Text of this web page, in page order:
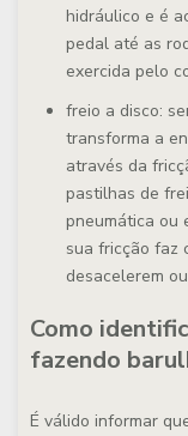
hidráulico e é
pedal até as
exercida pelo
freio a disco:
transforma a
através da
pastilhas de
pneumática ou
sua fricção faz
desacelerem
Como
fazendo
É válido informar